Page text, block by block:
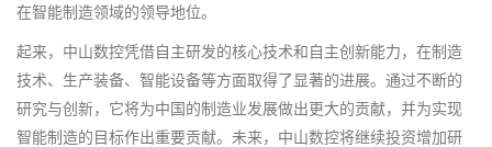
在智能制造领域的领导地位。
起来，中山数控凭借自主研发的核心技术和自主创新能力，在制造
技术、生产装备、智能设备等方面取得了显著的进展。通过不断的
研究与创新，它将为中国的制造业发展做出更大的贡献，并为实现
智能制造的目标作出重要贡献。未来，中山数控将继续投资增加研